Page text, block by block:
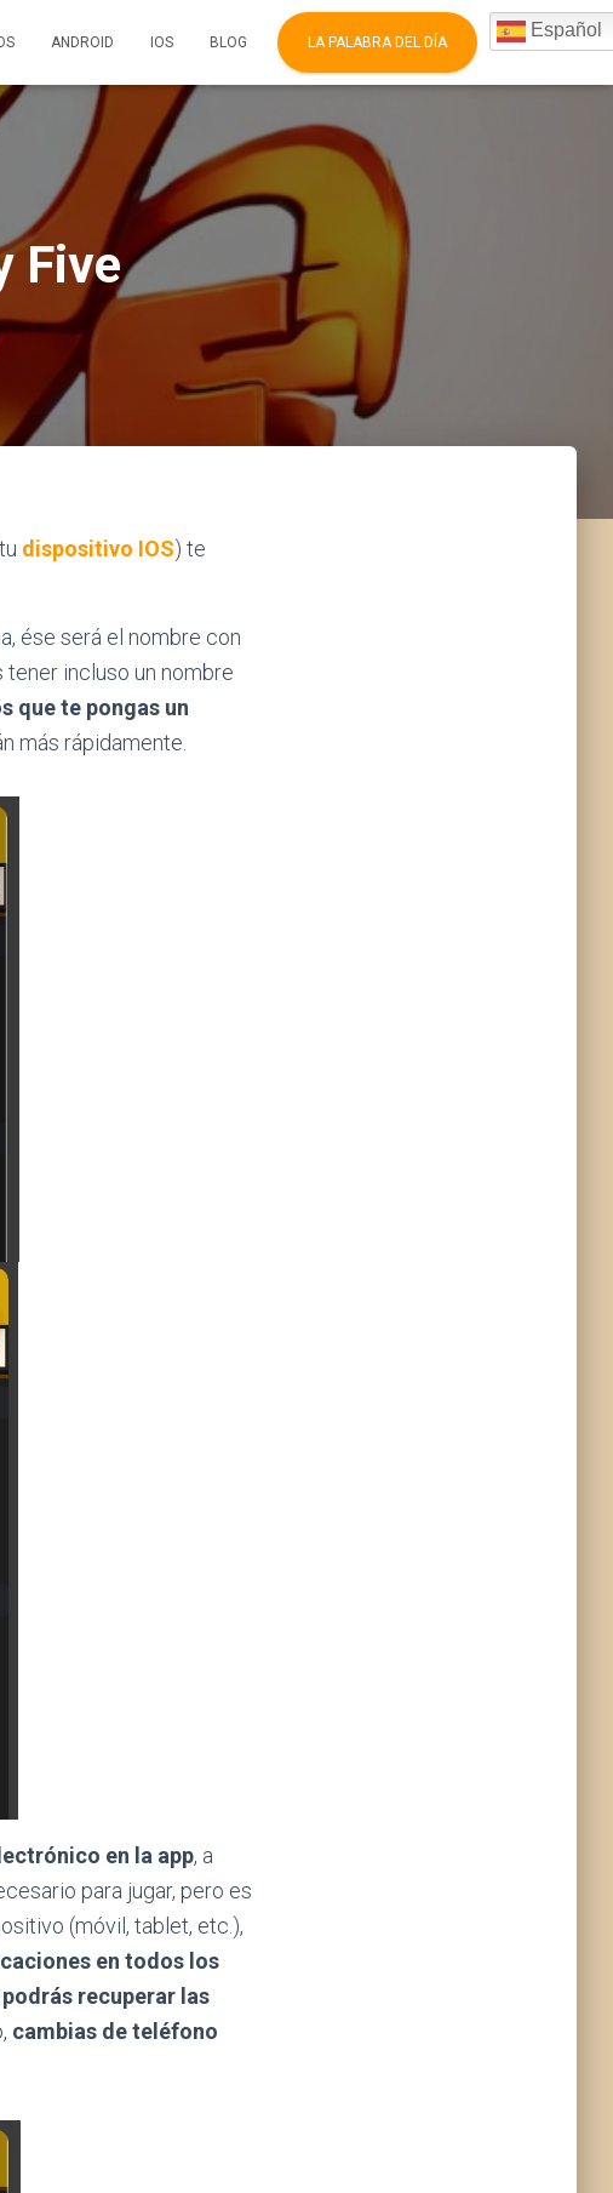
ANDROID IOS BLOG LA PALABRA DEL DÍA
Español
Five
dispositivo IOS) te
ése será el nombre con
incluso un nombre
que te pongas un
más rápidamente.
en la app, a
para jugar, pero es
(móvil, tablet, etc.),
en todos los
podrás recuperar las
cambias de teléfono